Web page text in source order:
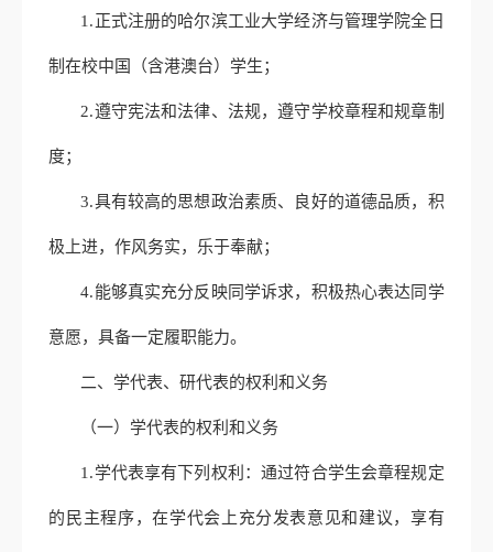
1.正式注册的哈尔滨工业大学经济与管理学院全日
制在校中国（含港澳台）学生；
2.遵守宪法和法律、法规，遵守学校章程和规章制
度；
3.具有较高的思想政治素质、良好的道德品质，积
极上进，作风务实，乐于奉献；
4.能够真实充分反映同学诉求，积极热心表达同学
意愿，具备一定履职能力。
二、学代表、研代表的权利和义务
（一）学代表的权利和义务
1.学代表享有下列权利：通过符合学生会章程规定
的民主程序，在学代会上充分发表意见和建议，享有